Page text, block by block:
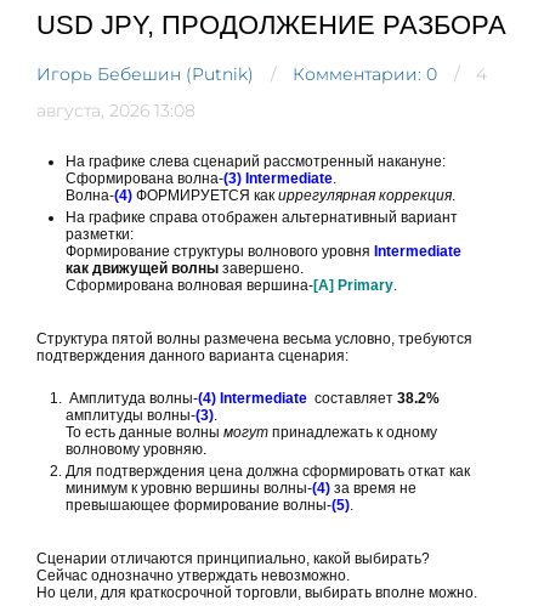
USD JPY, ПРОДОЛЖЕНИЕ РАЗБОРА
Игорь Бебешин (Putnik) Комментарии: 0
4
августа, 2026 13:08
На графике слева сценарий рассмотренный накануне:
Сформирована волна-(3) Intermediate.
Волна-(4) ФОРМИРУЕТСЯ как иррегулярная коррекция.
На графике справа отображен альтернативный вариант
разметки:
Формирование структуры волнового уровня Intermediate
как движущей волны завершено.
Сформирована волновая вершина-[A] Primary.
Структура пятой волны размечена весьма условно, требуются
подтверждения данного варианта сценария:
Амплитуда волны-(4) Intermediate составляет 38.2%
амплитуды волны-(3)
То есть данные волны могут принадлежать к одному
волновому уровняю.
Для подтверждения цена должна сформировать откат как
минимум к уровню вершины волны-(4) за время не
превышающее формирование волны-(5)
Сценарии отличаются принципиально, какой выбирать?
Сейчас однозначно утверждать невозможно.
Но цели, для краткосрочной торговли, выбирать вполне можно.